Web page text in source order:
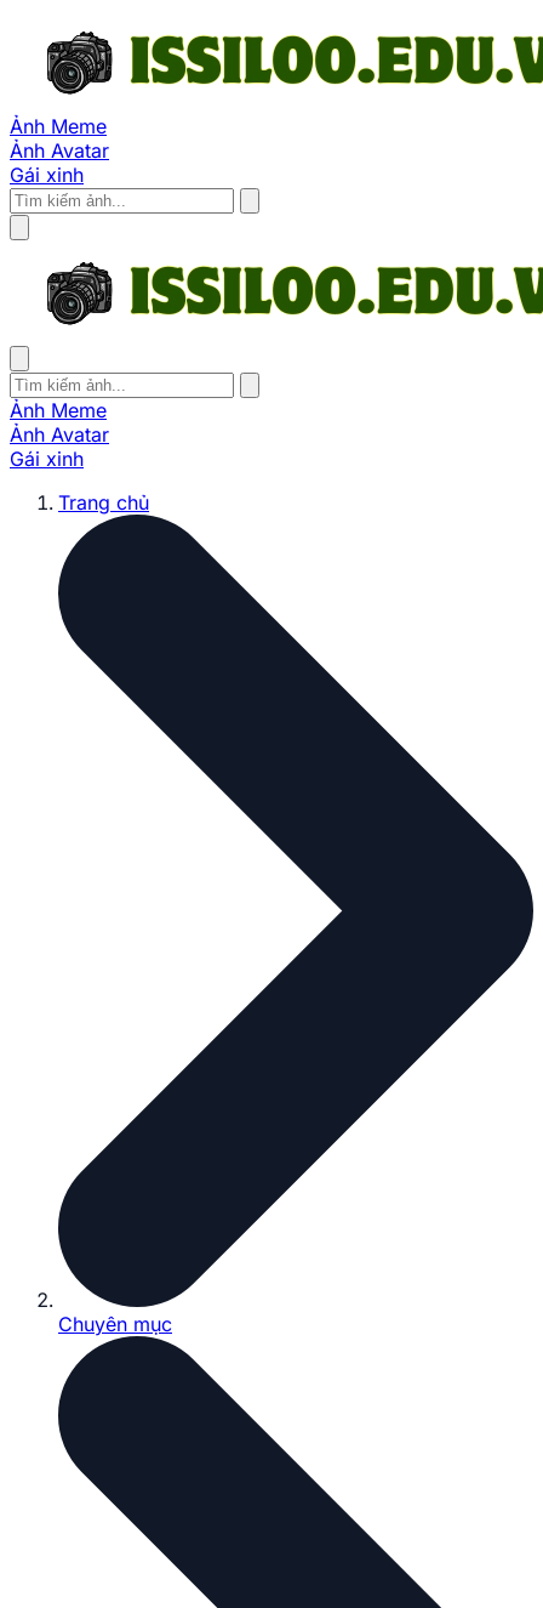
Ảnh Meme
Ảnh Avatar
Gái xinh
Ảnh Meme
Ảnh Avatar
Gái xinh
Trang chủ
Chuyên mục